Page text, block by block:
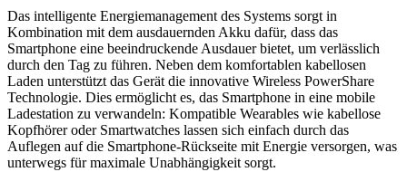
Das intelligente Energiemanagement des Systems sorgt in
Kombination mit dem ausdauernden Akku dafür, dass das
Smartphone eine beeindruckende Ausdauer bietet, um verlässlich
durch den Tag zu führen. Neben dem komfortablen kabellosen
Laden unterstützt das Gerät die innovative Wireless PowerShare
Technologie. Dies ermöglicht es, das Smartphone in eine mobile
Ladestation zu verwandeln: Kompatible Wearables wie kabellose
Kopfhörer oder Smartwatches lassen sich einfach durch das
Auflegen auf die Smartphone-Rückseite mit Energie versorgen, was
unterwegs für maximale Unabhängigkeit sorgt.